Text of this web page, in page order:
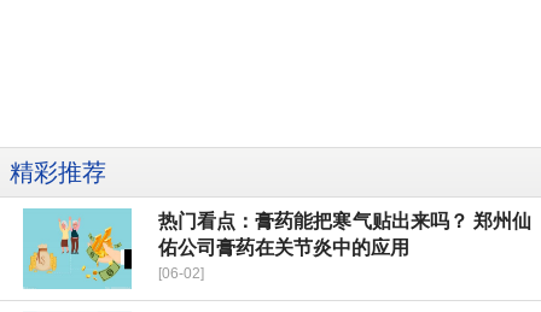
精彩推荐
热门看点：膏药能把寒气贴出来吗？ 郑州仙
佑公司膏药在关节炎中的应用
[06-02]